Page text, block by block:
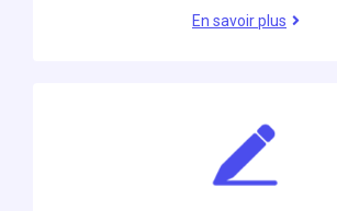
En savoir plus